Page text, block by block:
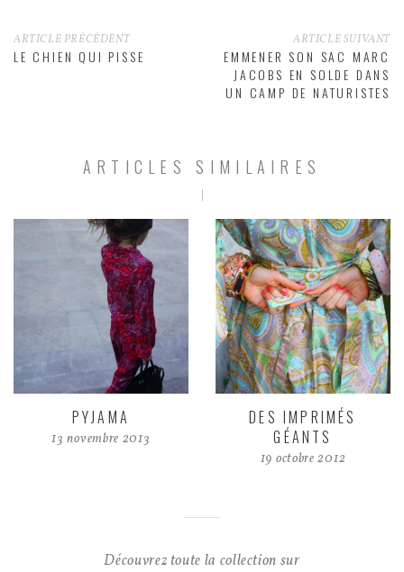
ARTICLE PRÉCÉDENT
LE CHIEN QUI PISSE
ARTICLE SUIVANT
EMMENER SON SAC MARC
JACOBS EN SOLDE DANS
UN CAMP DE NATURISTES
ARTICLES SIMILAIRES
PYJAMA
13 novembre 2013
DES IMPRIMÉS
GÉANTS
19 octobre 2012
Découvrez toute la collection sur